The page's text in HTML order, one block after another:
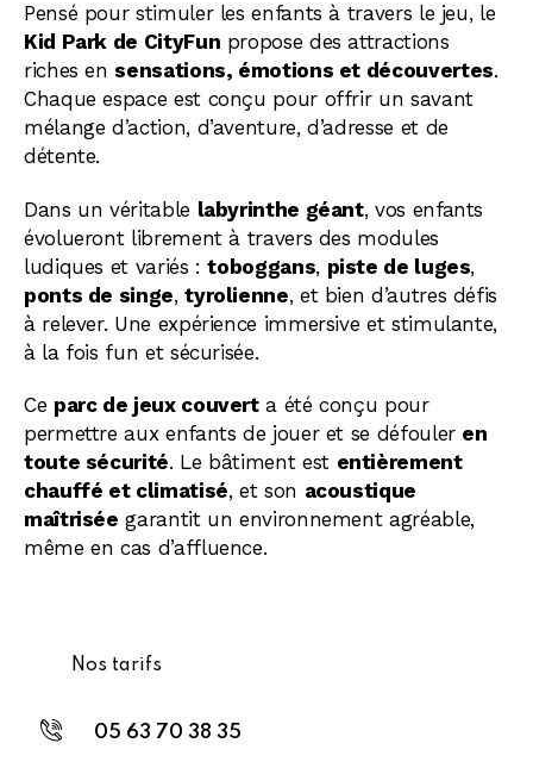
Pensé pour stimuler les enfants à travers le jeu, le
Kid Park de CityFun propose des attractions
riches en sensations, émotions et découvertes.
Chaque espace est conçu pour offrir un savant
mélange d’action, d’aventure, d’adresse et de
détente.
Dans un véritable labyrinthe géant, vos enfants
évolueront librement à travers des modules
ludiques et variés :toboggans, piste de luges,
ponts de singe,tyrolienne, et bien d’autres défis
à relever. Une expérience immersive et stimulante,
à la fois fun et sécurisée.
Ce parc de jeux couverta été conçu pour
permettre aux enfants de jouer et se défouler en
toute sécurité. Le bâtiment est entièrement
chauffé et climatisé, et son acoustique
maîtrisée garantit un environnement agréable,
même en cas d’affluence.
Nos tarifs
05 63 70 38 35